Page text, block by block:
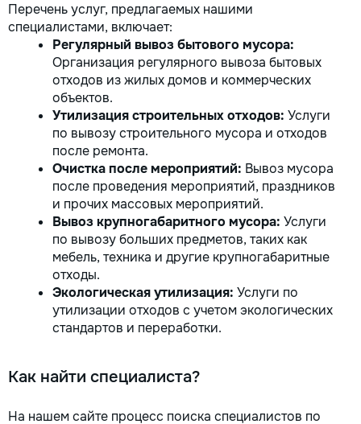
Перечень услуг, предлагаемых нашими
специалистами, включает:
Регулярный вывоз бытового мусора:
Организация регулярного вывоза бытовых
отходов из жилых домов и коммерческих
объектов.
Утилизация строительных отходов: Услуги
по вывозу строительного мусора и отходов
после ремонта.
Очистка после мероприятий: Вывоз мусора
после проведения мероприятий, праздников
и прочих массовых мероприятий.
Вывоз крупногабаритного мусора: Услуги
по вывозу больших предметов, таких как
мебель, техника и другие крупногабаритные
отходы.
Экологическая утилизация: Услуги по
утилизации отходов с учетом экологических
стандартов и переработки.
Как найти специалиста?
На нашем сайте процесс поиска специалистов по